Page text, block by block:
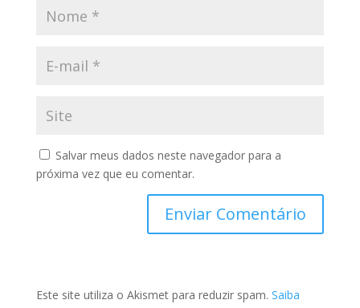
Salvar meus dados neste navegador para a
próxima vez que eu comentar.
Este site utiliza o Akismet para reduzir spam. Saiba